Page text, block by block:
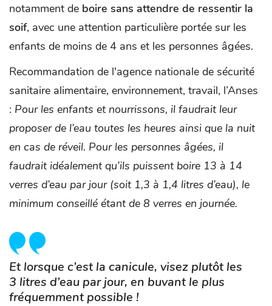
notamment de boire sans attendre de ressentir la
soif, avec une attention particulière portée sur les
enfants de moins de 4 ans et les personnes âgées.
Recommandation de l'agence nationale de sécurité
sanitaire alimentaire, environnement, travail, l’Anses
: Pour les enfants et nourrissons, il faudrait leur
proposer de l’eau toutes les heures ainsi que la nuit
en cas de réveil. Pour les personnes âgées, il
faudrait idéalement qu’ils puissent boire 13 à 14
verres d’eau par jour (soit 1,3 à 1,4 litres d’eau), le
minimum conseillé étant de 8 verres en journée.
Et lorsque c’est la canicule, visez plutôt les
3 litres d’eau par jour, en buvant le plus
fréquemment possible !